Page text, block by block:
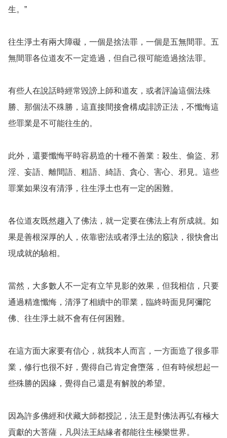
生。”
往生淨土有兩大障礙，一個是捨法罪，一個是五無間罪。五
無間罪各位道友不一定造過，但自己很可能造過捨法罪。
有些人在說話時經常毀謗上師和道友，或者評論這個法殊
勝、那個法不殊勝，這直接間接會構成誹謗正法，不懺悔這
些罪業是不可能往生的。
此外，還要懺悔平時容易造的十種不善業：殺生、偷盜、邪
淫、妄語、離間語、粗語、綺語、貪心、害心、邪見。這些
罪業如果沒有清淨，往生淨土也有一定的困難。
各位道友既然趨入了佛法，就一定要在佛法上有所成就。如
果是善根深厚的人，依靠密法或者淨土法的竅訣，很快會出
現成就的驗相。
當然，大多數人不一定有立竿見影的效果，但我相信，只要
通過精進懺悔，清淨了相續中的罪業，臨終時面見阿彌陀
佛、往生淨土就不會有任何困難。
在這方面大家要有信心，就我本人而言，一方面造了很多罪
業，修行也很不好，覺得自己肯定會墮落，但有時候想起一
些殊勝的因緣，覺得自己還是有解脫的希望。
因為許多佛經和伏藏大師都授記，法王是對佛法再弘有極大
貢獻的大菩薩，凡與法王結緣者都能往生極樂世界。